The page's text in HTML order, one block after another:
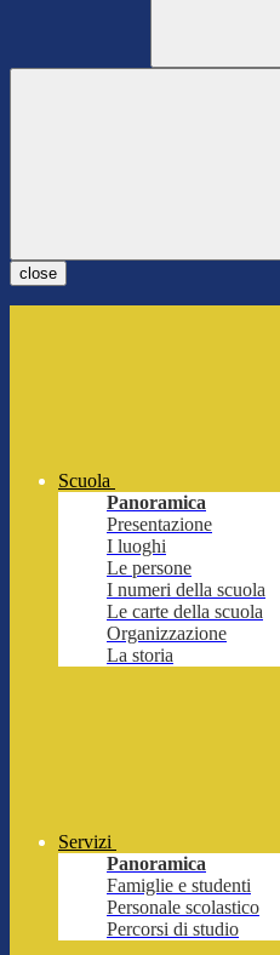
close
Scuola
Panoramica
Presentazione
I luoghi
Le persone
I numeri della scuola
Le carte della scuola
Organizzazione
La storia
Servizi
Panoramica
Famiglie e studenti
Personale scolastico
Percorsi di studio